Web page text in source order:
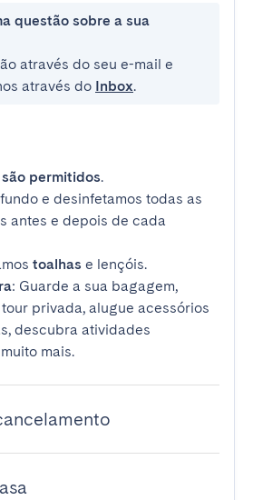
questão sobre a sua
através do seu e-mail e
através do Inbox.
são permitidos.
e desinfetamos todas as
antes e depois de cada
toalhas e lençóis.
: Guarde a sua bagagem,
privada, alugue acessórios
descubra atividades
mais.